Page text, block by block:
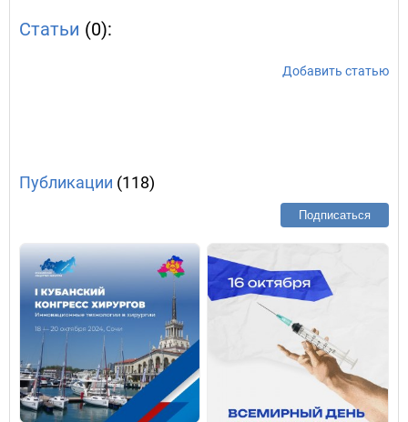
Статьи (0):
Добавить статью
Публикации (118)
Подписаться